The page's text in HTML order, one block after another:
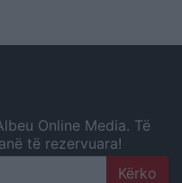
Online Media. Të
të rezervuara!